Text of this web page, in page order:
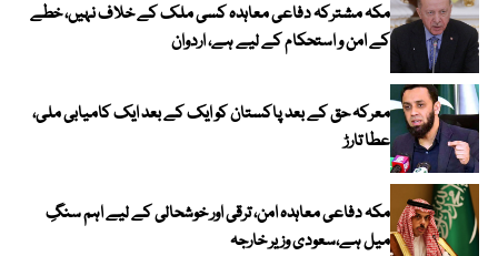
مکہ مشترکہ دفاعی معاہدہ کسی ملک کے خلاف نہیں، خطے
کے امن و استحکام کے لیے ہے، اردوان
معرکہ حق کے بعد پاکستان کو ایک کے بعد ایک کامیابی ملی،
عطا تارڑ
مکہ دفاعی معاہدہ امن، ترقی اور خوشحالی کے لیے اہم سنگِ
میل ہے،سعودی وزیر خارجہ